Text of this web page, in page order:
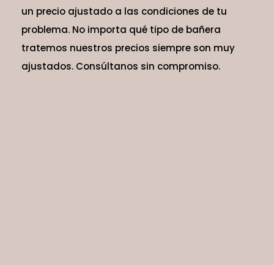
un precio ajustado a las condiciones de tu
problema. No importa qué tipo de bañera
tratemos nuestros precios siempre son muy
ajustados. Consúltanos sin compromiso.